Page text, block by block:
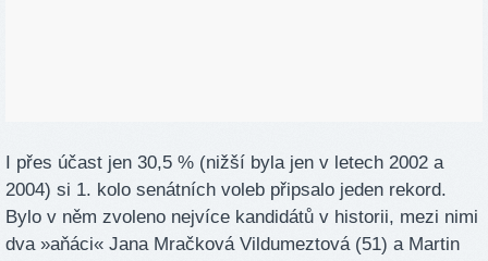
I přes účast jen 30,5 % (nižší byla jen v letech 2002 a
2004) si 1. kolo senátních voleb připsalo jeden rekord.
Bylo v něm zvoleno nejvíce kandidátů v historii, mezi nimi
dva »aňáci« Jana Mračková Vildumeztová (51) a Martin